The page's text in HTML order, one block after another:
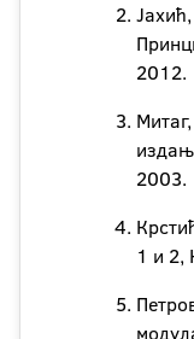
2012.
2003.
1 и 2,